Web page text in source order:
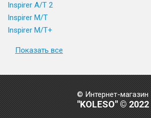
Inspirer A/T 2
Inspirer M/T
Inspirer M/T+
Показать все
© Интернет-магазин
"KOLESO" © 2022